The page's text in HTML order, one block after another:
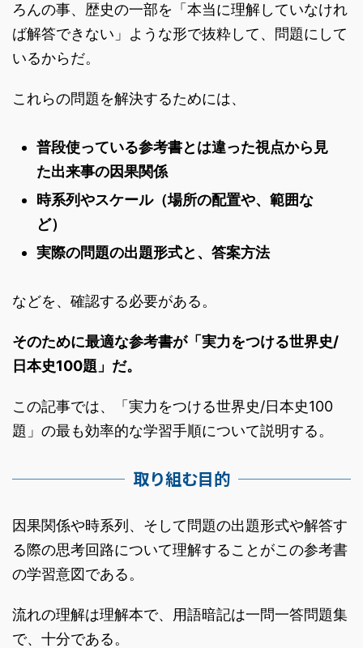
ろんの事、歴史の一部を「本当に理解していなけれ
ば解答できない」ような形で抜粋して、問題にして
いるからだ。
これらの問題を解決するためには、
普段使っている参考書とは違った視点から見
た出来事の因果関係
時系列やスケール（場所の配置や、範囲な
ど）
実際の問題の出題形式と、答案方法
などを、確認する必要がある。
そのために最適な参考書が「実力をつける世界史/
日本史100題」だ。
この記事では、「実力をつける世界史/日本史100
題」の最も効率的な学習手順について説明する。
取り組む目的
因果関係や時系列、そして問題の出題形式や解答す
る際の思考回路について理解することがこの参考書
の学習意図である。
流れの理解は理解本で、用語暗記は一問一答問題集
で、十分である。